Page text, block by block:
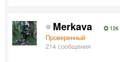
Merkava 126
Проверенный
214 сообщения